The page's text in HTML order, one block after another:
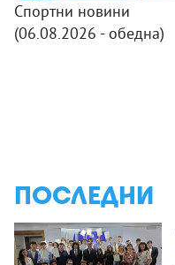
Спортни новини
(06.08.2026 - обедна)
ПОСЛЕДНИ